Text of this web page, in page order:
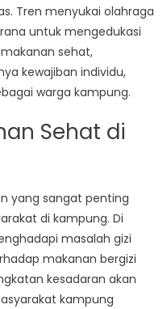
Tren menyukai olahraga
untuk mengedukasi
sehat,
kewajiban individu,
warga kampung.
Sehat di
yang sangat penting
di kampung. Di
masalah gizi
makanan bergizi
kesadaran akan
kampung